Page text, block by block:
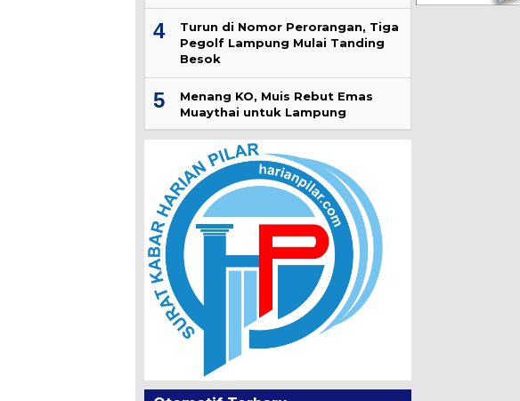
4
Turun di Nomor Perorangan, Tiga
Pegolf Lampung Mulai Tanding
Besok
5
Menang KO, Muis Rebut Emas
Muaythai untuk Lampung